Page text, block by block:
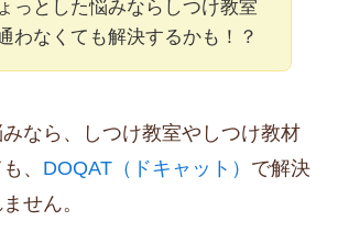
っとした悩みならしつけ教室
わなくても解決するかも！？
なら、しつけ教室やしつけ教材
、 DOQAT（ドキャット） で解決
せん。